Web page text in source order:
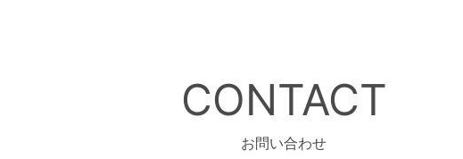
CONTACT
お問い合わせ